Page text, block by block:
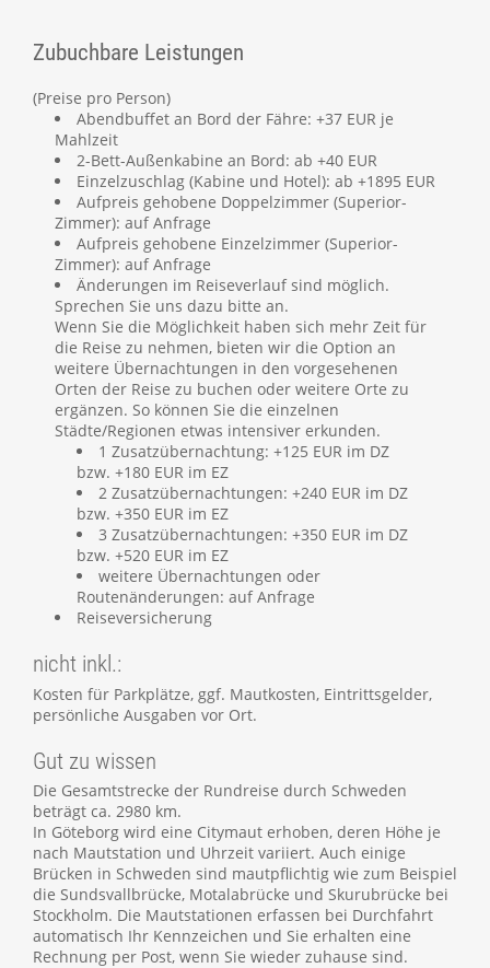
Zubuchbare Leistungen
(Preise pro Person)
Abendbuffet an Bord der Fähre: +37 EUR je
Mahlzeit
2-Bett-Außenkabine an Bord: ab +40 EUR
Einzelzuschlag (Kabine und Hotel): ab +1895 EUR
Aufpreis gehobene Doppelzimmer (Superior-
Zimmer): auf Anfrage
Aufpreis gehobene Einzelzimmer (Superior-
Zimmer): auf Anfrage
Änderungen im Reiseverlauf sind möglich.
Sprechen Sie uns dazu bitte an.
Wenn Sie die Möglichkeit haben sich mehr Zeit für
die Reise zu nehmen, bieten wir die Option an
weitere Übernachtungen in den vorgesehenen
Orten der Reise zu buchen oder weitere Orte zu
ergänzen. So können Sie die einzelnen
Städte/Regionen etwas intensiver erkunden.
1 Zusatzübernachtung: +125 EUR im DZ
bzw. +180 EUR im EZ
2 Zusatzübernachtungen: +240 EUR im DZ
bzw. +350 EUR im EZ
3 Zusatzübernachtungen: +350 EUR im DZ
bzw. +520 EUR im EZ
weitere Übernachtungen oder
Routenänderungen: auf Anfrage
Reiseversicherung
nicht inkl.:
Kosten für Parkplätze, ggf. Mautkosten, Eintrittsgelder,
persönliche Ausgaben vor Ort.
Gut zu wissen
Die Gesamtstrecke der Rundreise durch Schweden
beträgt ca. 2980 km.
In Göteborg wird eine Citymaut erhoben, deren Höhe je
nach Mautstation und Uhrzeit variiert. Auch einige
Brücken in Schweden sind mautpflichtig wie zum Beispiel
die Sundsvallbrücke, Motalabrücke und Skurubrücke bei
Stockholm. Die Mautstationen erfassen bei Durchfahrt
automatisch Ihr Kennzeichen und Sie erhalten eine
Rechnung per Post, wenn Sie wieder zuhause sind.